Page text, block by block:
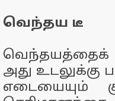
வெந்தய டீ
வெந்தயத்தைக்
அது
எடையையும்